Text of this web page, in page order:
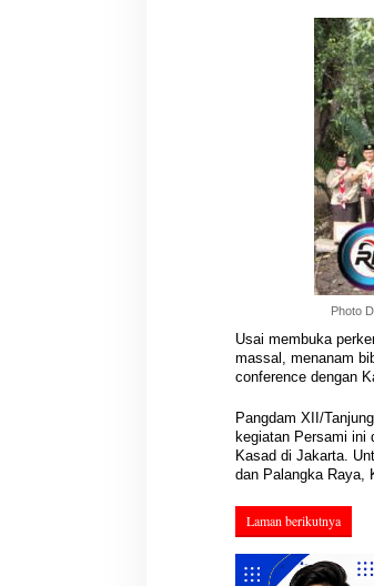
Photo
Usai membuka
massal, menanam
conference dengan
Pangdam XII/
kegiatan Persami ini
Kasad di Jakarta.
dan Palangka Raya,
Laman berikutnya
Di